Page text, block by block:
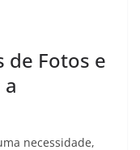
de Fotos e
necessidade,